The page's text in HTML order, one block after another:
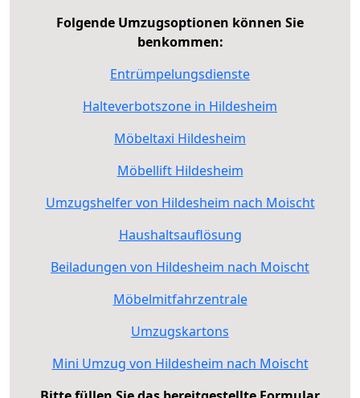
Folgende Umzugsoptionen können Sie
benkommen:
Entrümpelungsdienste
Halteverbotszone in Hildesheim
Möbeltaxi Hildesheim
Möbellift Hildesheim
Umzugshelfer von Hildesheim nach Moischt
Haushaltsauflösung
Beiladungen von Hildesheim nach Moischt
Möbelmitfahrzentrale
Umzugskartons
Mini Umzug von Hildesheim nach Moischt